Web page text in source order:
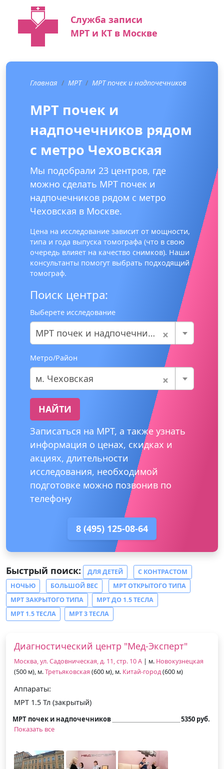
Служба записи
МРТ и КТ в Москве
Главная МРТ МРТ почек и надпочечников
МРТ почек и
надпочечников рядом
с метро Чеховская
Мы подобрали 23 центров, где
можно сделать МРТ почек и
надпочечников рядом с метро
Чеховская в Москве.
Цена на исследование зависит от мощности,
типа и года выпуска томографа (что в свою
очередь влияет на качество снимков). Наши
консультанты помогут выбрать подходящий
томограф.
Поиск центра:
Выберете исследование
×
МРТ почек и надпочечников
Метро/Район
×
м. Чеховская
НАЙТИ
Записаться на МРТ, а также узнать
информация о ценах, скидках и
акциях, длительности
исследования, необходимой
подготовке можно позвонив по
телефону
8 (495) 125-08-64
Быстрый поиск: ДЛЯ ДЕТЕЙ
С КОНТРАСТОМ
НОЧЬЮ
БОЛЬШОЙ ВЕС
МРТ ОТКРЫТОГО ТИПА
МРТ ЗАКРЫТОГО ТИПА
МРТ ДО 1.5 ТЕСЛА
МРТ 1.5 ТЕСЛА
МРТ 3 ТЕСЛА
Диагностический центр "Мед-Эксперт"
Москва, ул. Садовническая, д. 11, стр. 10 А | м. Новокузнецкая
(500 м), м.Третьяковская (600 м), м. Китай-город(600 м)
Аппараты:
МРТ 1.5 Тл (закрытый)
МРТ почек и надпочечников
5350 руб.
Показать все